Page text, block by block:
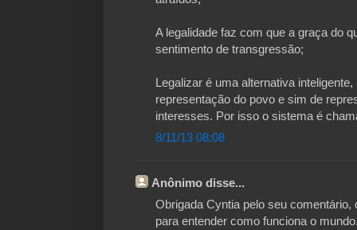
A legalidade faz com que a graça do
sentimento de transgressão;
Legalizar é uma alternativa
representação do povo e sim de
interesses. Por isso o sistema é
8/11/13 08:08
Anônimo disse...
Obrigada Cyntia pelo seu
para entender como funciona o